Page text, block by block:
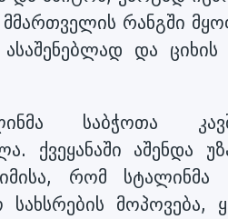
რანგში
ასაშენებლად და
საბჭოთა
ქვეყანაში აშენდა
რომ სტალინმა
სახსრების მოპოვება,